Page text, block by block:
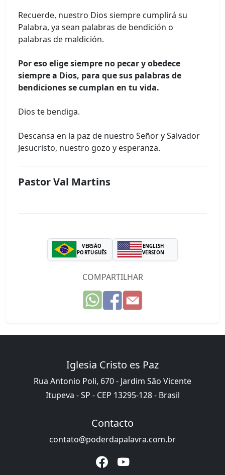
Recuerde, nuestro Dios siempre cumplirá su
Palabra, ya sean palabras de bendición o
palabras de maldición.
Por eso elige siempre no pecar y obedece
siempre a Dios, para que sus palabras de
bendiciones se cumplan en tu vida.
Dios te bendiga.
Descansa en la paz de nuestro Señor y Salvador
Jesucristo, nuestro gozo y esperanza.
Pastor Val Martins
VERSÃO
PORTUGUÊS
ENGLISH
VERSION
COMPARTILHAR
Iglesia Cristo es Paz
Rua Antonio Poli, 670 - Jardim São Vicente
Itupeva - SP - CEP 13295-128 - Brasil
Contacto
contato@poderdapalavra.com.br